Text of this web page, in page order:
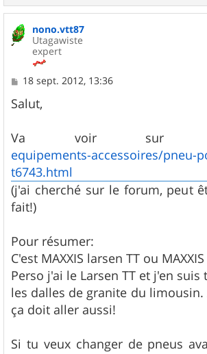
nono.vtt87
Utagawiste
expert
M
s
s
g
e
18 sept. 2012, 13:36
Salut,
Va voir sur
equipements-accessoires/
t6743.html
(j'ai cherché sur le forum, peut
fait!)
Pour résumer:
C'est MAXXIS larsen TT ou
Perso j'ai le Larsen TT et j'en
les dalles de granite du
ça doit aller aussi!
Si tu veux changer de pneus